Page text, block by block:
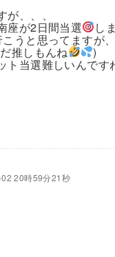
、、、
座が2日間当選 し
うと思ってますが
推しもんね )
ト当選難しいんです
20時59分21秒